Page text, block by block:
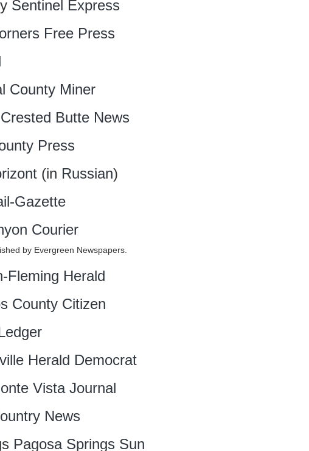
Sentinel Express
Free Press
County Miner
Crested Butte News
Press
(in Russian)
Gazette
Courier
by Evergreen Newspapers.
Fleming Herald
County Citizen
Herald Democrat
Vista Journal
News
Pagosa Springs Sun